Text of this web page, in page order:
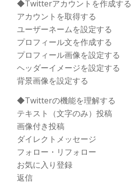
◆Twitterアカウントを作成する
アカウントを取得する
ユーザーネームを設定する
プロフィール文を作成する
プロフィール画像を設定する
ヘッダーイメージを設定する
背景画像を設定する
◆Twitterの機能を理解する
テキスト（文字のみ）投稿
画像付き投稿
ダイレクトメッセージ
フォロー・リフォロー
お気に入り登録
返信